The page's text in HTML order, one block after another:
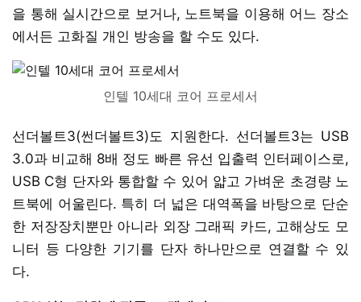
을 통해 실시간으로 보거나, 노트북을 이용해 어느 장소
에서든 고화질 개인 방송을 할 수도 있다.
인텔 10세대 코어 프로세서
선더볼트3(썬더볼트3)도 지원한다. 선더볼트3는 USB
3.0과 비교해 8배 정도 빠른 유선 입출력 인터페이스로,
USB C형 단자와 통합할 수 있어 얇고 가벼운 초경량 노
트북에 어울린다. 특히 더 넓은 대역폭을 바탕으로 단순
한 저장장치뿐만 아니라 외장 그래픽 카드, 고해상도 모
니터 등 다양한 기기를 단자 하나만으로 연결할 수 있
다.